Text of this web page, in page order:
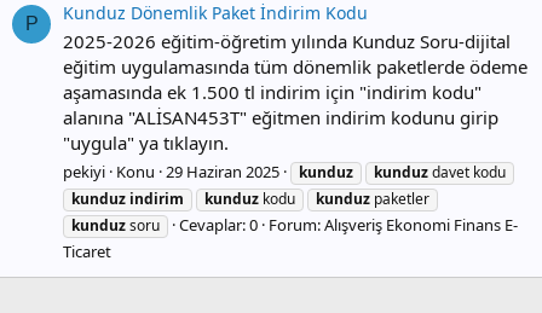
P Kunduz Dönemlik Paket İndirim Kodu
2025-2026 eğitim-öğretim yılında Kunduz Soru-dijital
eğitim uygulamasında tüm dönemlik paketlerde ödeme
aşamasında ek 1.500 tl indirim için "indirim kodu"
alanına "ALİSAN453T" eğitmen indirim kodunu girip
"uygula" ya tıklayın.
pekiyi Konu 29 Haziran 2025 kunduz kunduzdavet kodu
kunduz indirim kunduz kodu kunduz paketler
kunduzsoru Cevaplar: 0 Forum:Alışveriş Ekonomi Finans E-
Ticaret